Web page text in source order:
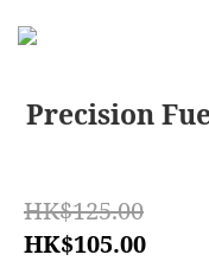
Precision
HK$125.00
HK$105.00